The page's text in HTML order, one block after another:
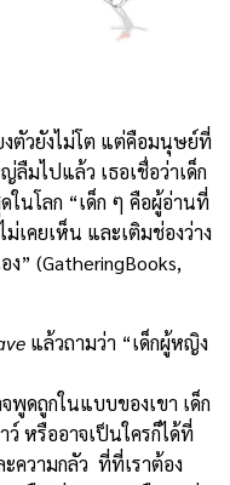
งตัวยังไม่โต แต่คือมนุษย์ที่
ลืมไปแล้ว เธอเชื่อว่าเด็ก
นโลก “เด็ก ๆ คือผู้อ่านที่
เคยเห็น และเติมช่องว่าง
” (GatheringBooks,
แล้วถามว่า “เด็กผู้หญิง
พูดถูกในแบบของเขา เด็ก
ว์ หรืออาจเป็นใครก็ได้ที่
ความกลัว ที่ที่เราต้อง